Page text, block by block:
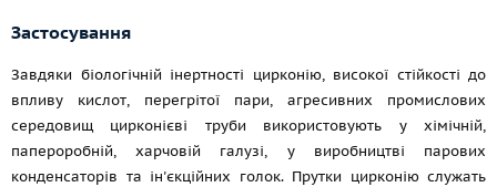
Застосування
Завдяки біологічній інертності цирконію, високої стійкості до
впливу кислот, перегрітої пари, агресивних промислових
середовищ цирконієві труби використовують у хімічній,
папероробній, харчовій галузі, у виробництві парових
конденсаторів та ін'єкційних голок. Прутки цирконію служать